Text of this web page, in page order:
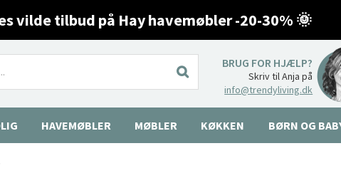
vilde tilbud på Hay havemøbler -20-30% 🌞
BRUG FOR HJÆLP?
Skriv til Anja på
info@trendyliving.dk
HAVEMØBLER MØBLER KØKKEN BØRN OG